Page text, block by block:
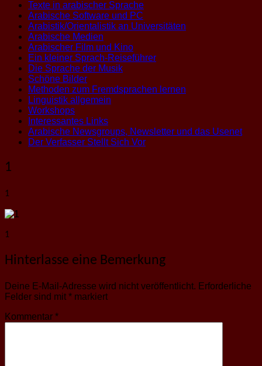
Texte in arabischer Sprache
Arabische Software und PC
Arabistik/Orientalistik an Universitäten
Arabische Medien
Arabischer Film und Kino
Ein kleiner Sprach-Reiseführer
Die Sprache der Musik
Schöne Bilder
Methoden zum Fremdsprachen lernen
Linguistik allgemein
Workshops
Interessantes Links
Arabische Newsgroups, Newsletter und das Usenet
Der Verfasser Stellt Sich Vor
1
1
1
Hinterlasse eine Bemerkung
Deine E-Mail-Adresse wird nicht veröffentlicht. Erforderliche
Felder sind mit * markiert
Kommentar *